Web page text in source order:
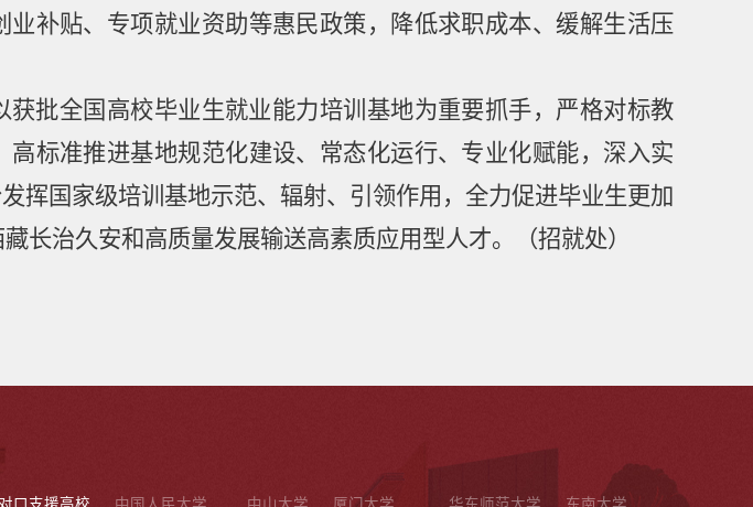
业补贴、专项就业资助等惠民政策，降低求职成本、缓解生活压
获批全国高校毕业生就业能力培训基地为重要抓手，严格对标教
高标准推进基地规范化建设、常态化运行、专业化赋能，深入实
挥国家级培训基地示范、辐射、引领作用，全力促进毕业生更加
长治久安和高质量发展输送高素质应用型人才。（招就处）